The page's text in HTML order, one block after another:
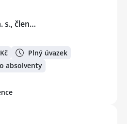
s., člen…
Plný úvazek
absolventy